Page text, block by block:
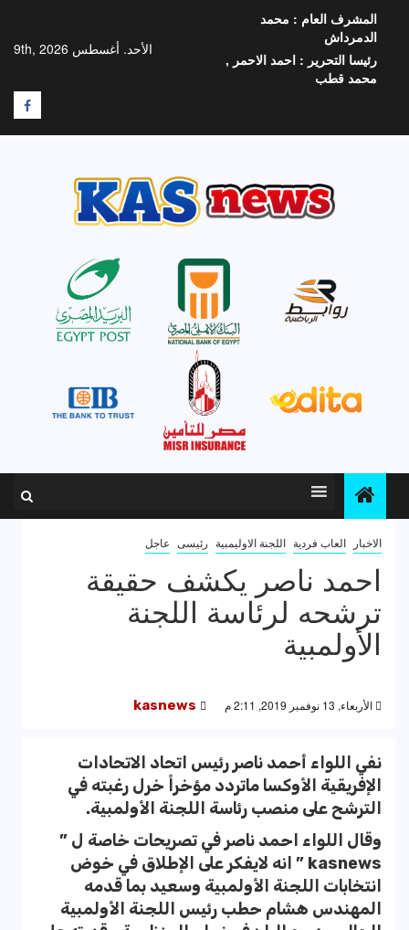
المحتوى
الأحد. أغسطس 9th, 2026
المشرف العام : محمد
الدمرداش
رئيسا التحرير : احمد الاحمر ,
محمد قطب
F
الاخبار العاب فردية اللجنة الاوليمبية رئيسى عاجل
احمد ناصر يكشف حقيقة
ترشحه لرئاسة اللجنة
الأولمبية
الأربعاء, 13 نوفمبر 2019, 2:11 م kasnews
نفي اللواء أحمد ناصر رئيس اتحاد الاتحادات
الإفريقية الأوكسا ماتردد مؤخراً خرل رغبته في
الترشح على منصب رئاسة اللجنة الأولمبية.
وقال اللواء احمد ناصر في تصريحات خاصة ل ”
kasnews ” انه لايفكر على الإطلاق في خوض
انتخابات اللجنة الأولمبية وسعيد بما قدمه
المهندس هشام حطب رئيس اللجنة الأولمبية